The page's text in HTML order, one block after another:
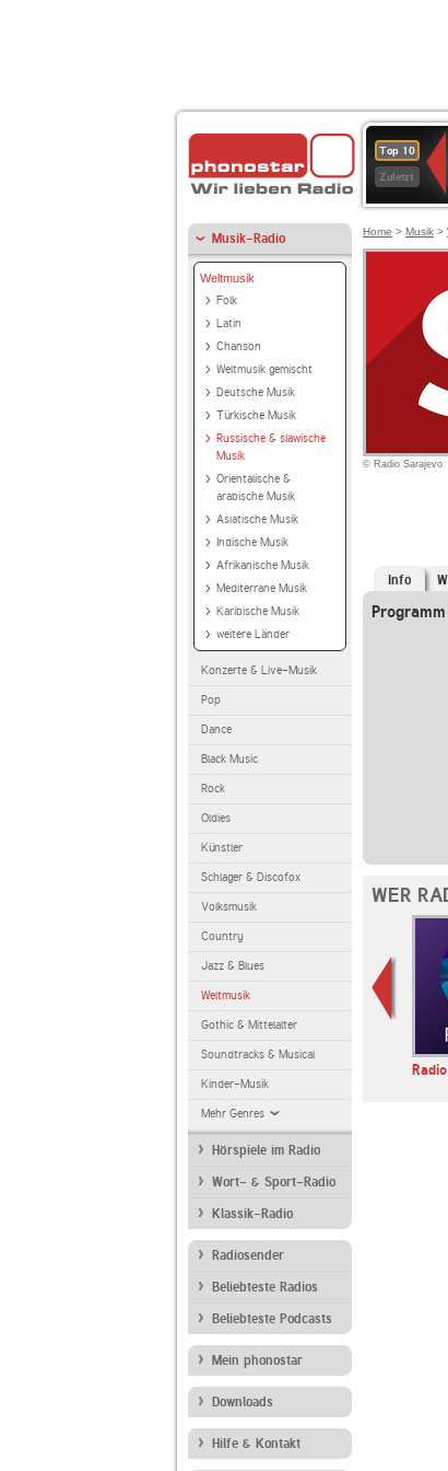
Top 10
Zuletzt
Musik-Radio
Weltmusik
Folk
Latin
Chanson
Weltmusik gemischt
Deutsche Musik
Türkische Musik
Russische & slawische
Musik
Orientalische &
arabische Musik
Asiatische Musik
Indische Musik
Afrikanische Musik
Mediterrane Musik
Karibische Musik
weitere Länder
Konzerte & Live-Musik
Pop
Dance
Black Music
Rock
Oldies
Künstler
Schlager & Discofox
Volksmusik
Country
Jazz & Blues
Weltmusik
Gothic & Mittelalter
Soundtracks & Musical
Kinder-Musik
Mehr Genres
Hörspiele im Radio
Wort- & Sport-Radio
Klassik-Radio
Radiosender
Beliebteste Radios
Beliebteste Podcasts
Mein phonostar
Downloads
Hilfe & Kontakt
Home > Musik >
© Radio Sarajevo
Info
WER